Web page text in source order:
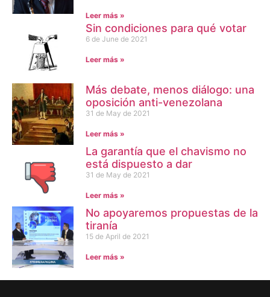
Leer más »
Sin condiciones para qué votar
6 de June de 2021
Leer más »
Más debate, menos diálogo: una
oposición anti-venezolana
31 de May de 2021
Leer más »
La garantía que el chavismo no
está dispuesto a dar
31 de May de 2021
Leer más »
No apoyaremos propuestas de la
tiranía
15 de April de 2021
Leer más »